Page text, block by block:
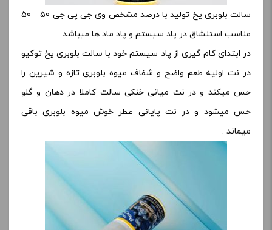
سالت بلوبری یخ تولید با درصد مشخص وی جی پی جی 50 – 50
مناسب استنشاق در پاد سیستم و پاد ماد ها میباشد .
در ابتدای کام گیری از پاد سیستم خود با سالت بلوبری یخ توکیو
در نت اولیه طعم واضح و شفاف میوه بلوبری تازه و شیرین را
حس میکند و در نت میانی خنکی سالت کاملا در دهان و گلو
حس میشود و در نت پایانی عطر خوش میوه بلوبری باقی
میماند .